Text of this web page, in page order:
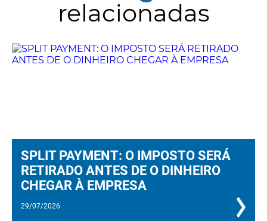
relacionadas
SPLIT PAYMENT: O IMPOSTO SERÁ
RETIRADO ANTES DE O DINHEIRO
CHEGAR À EMPRESA
29/07/2026